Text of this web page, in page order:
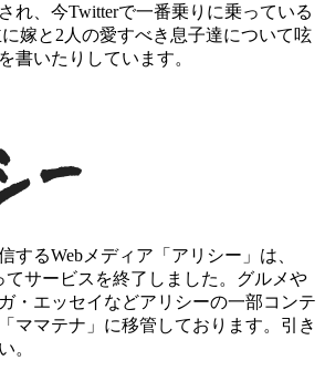
れ、今Twitterで一番乗りに乗っている
嫁と2人の愛すべき息子達について呟
書いたりしています。
するWebメディア「アリシー」は、
てサービスを終了しました。グルメや
・エッセイなどアリシーの一部コンテ
ママテナ」に移管しております。引き
。